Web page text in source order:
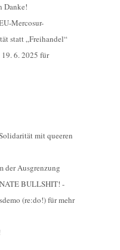
Danke!
Mercosur-
statt „Freihandel“
19. 6. 2025 für
mit queeren
der Ausgrenzung
BULLSHIT! -
(re:do!) für mehr